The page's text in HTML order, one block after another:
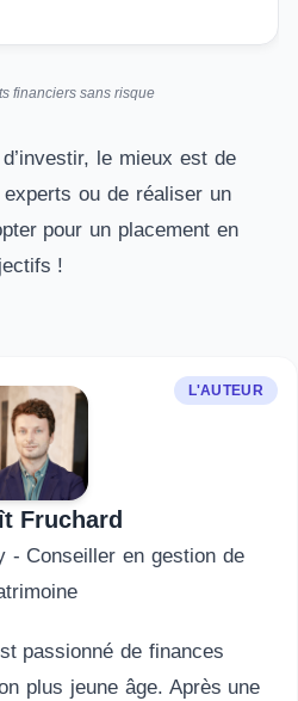
financiers sans risque
le mieux est de
ou de réaliser un
pour un placement en
!
L'AUTEUR
Fruchard
- Conseiller en gestion de
passionné de finances
plus jeune âge. Après une